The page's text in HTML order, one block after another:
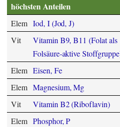
höchsten Anteilen
Elem Iod, I (Jod, J)
Vit
Vitamin B9, B11 (Folat als
Folsäure-aktive
Elem Eisen, Fe
Elem Magnesium, Mg
Vit
Vitamin B2 (Riboflavin)
Elem Phosphor, P